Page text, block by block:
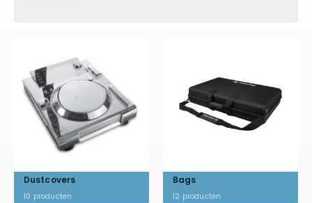
Dustcovers
10 producten
Bags
12 producten